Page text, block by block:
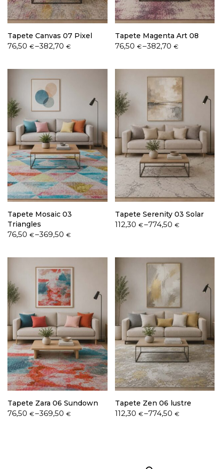
Tapete Canvas 07 Pixel
76,50 €–382,70€
Price
Tapete Magenta Art 08
76,50 €–382,70 €
Price
Tapete Mosaic 03
Triangles
76,50 €–369,50€
Price
369,50 €
Tapete Serenity 03 Solar
112,30 €–774,50 €
Price
774,50 €
Tapete Zara 06 Sundown
76,50 €–369,50€
Price
Tapete Zen 06 lustre
112,30 €–774,50 €
Price